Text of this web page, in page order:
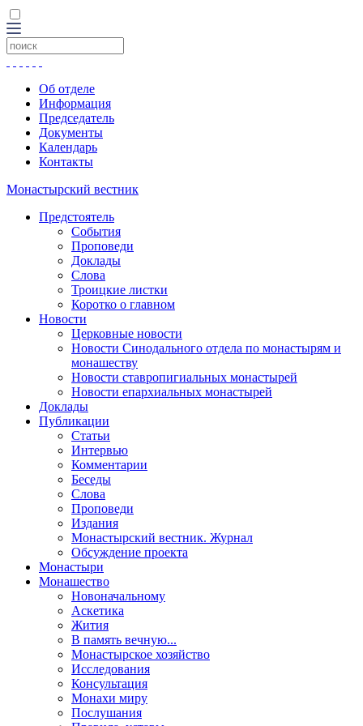
Об отделе
Информация
Председатель
Документы
Календарь
Контакты
Монастырский вестник
Предстоятель
События
Проповеди
Доклады
Слова
Троицкие листки
Коротко о главном
Новости
Церковные новости
Новости Синодального отдела по монастырям и
монашеству
Новости ставропигиальных монастырей
Новости епархиальных монастырей
Доклады
Публикации
Статьи
Интервью
Комментарии
Беседы
Слова
Проповеди
Издания
Монастырский вестник. Журнал
Обсуждение проекта
Монастыри
Монашество
Новоначальному
Аскетика
Жития
В память вечную...
Монастырское хозяйство
Исследования
Консультация
Монахи миру
Послушания